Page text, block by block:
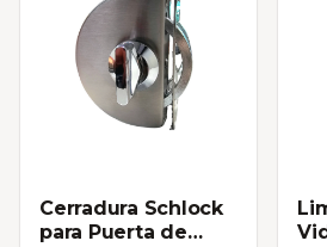
Cerradura Schlock
para Puerta de